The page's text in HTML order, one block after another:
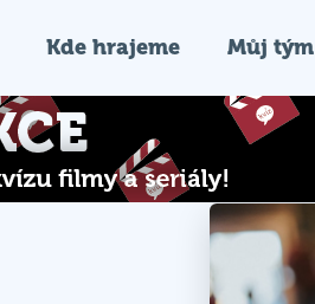
Kde hrajeme Můj tým